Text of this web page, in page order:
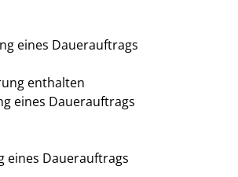
eines Dauerauftrags
enthalten
eines Dauerauftrags
eines Dauerauftrags